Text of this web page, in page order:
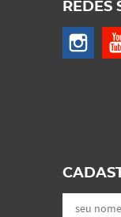
REDES